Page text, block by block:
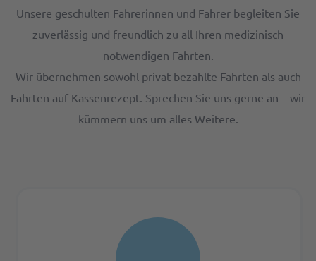
Unsere geschulten Fahrerinnen und Fahrer begleiten Sie
zuverlässig und freundlich zu all Ihren medizinisch
notwendigen Fahrten.
Wir übernehmen sowohl privat bezahlte Fahrten als auch
Fahrten auf Kassenrezept. Sprechen Sie uns gerne an – wir
kümmern uns um alles Weitere.